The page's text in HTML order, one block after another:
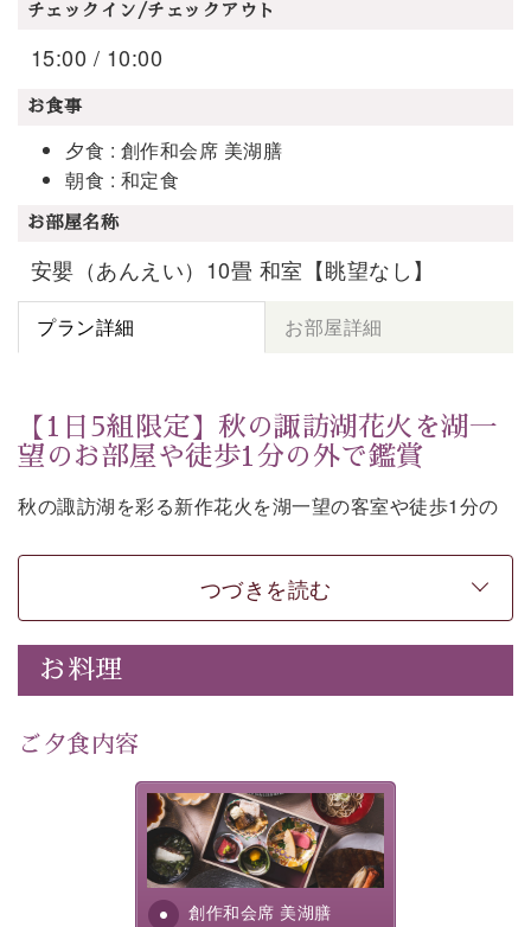
チェックイン/チェックアウト
15:00 / 10:00
お食事
夕食 : 創作和会席 美湖膳
朝食 : 和定食
お部屋名称
安嬰（あんえい）10畳 和室【眺望なし】
プラン詳細 お部屋詳細
【1日5組限定】秋の諏訪湖花火を湖一
望のお部屋や徒歩1分の外で鑑賞
秋の諏訪湖を彩る新作花火を湖一望の客室や徒歩1分の
外からご覧いただけるプランです。
全国屈指の煙火師達が5日間に渡って競い合う「全国新
作花火チャレンジカップ2026」。
若手煙火師達の斬新なアイデアや独創的な技術を詰め込
んだ最先端の花火をお楽しみください。
湖側客室には、2022年の館内リニューアルで大きな窓を
設置。そこから広がる諏訪湖と花火の美景をご堪能いた
つづきを読む
お料理
ご夕食内容
創作和会席 美湖膳
美湖膳とは諏訪の地で特別を
提供する為に料理長・神原 裕
明が考え出した創作和会席で
す。美しい諏訪湖の幸...